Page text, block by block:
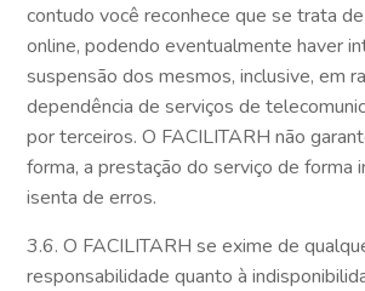
contudo você reconhece que se trata
online, podendo eventualmente haver
suspensão dos mesmos, inclusive, em
dependência de serviços de
por terceiros. O FACILITARH não
forma, a prestação do serviço de forma
isenta de erros.
3.6. O FACILITARH se exime de
responsabilidade quanto à